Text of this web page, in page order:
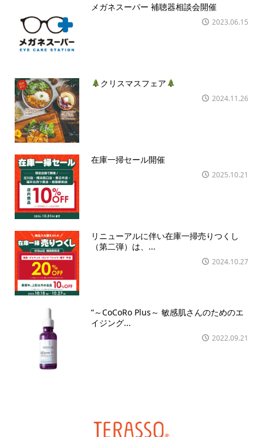
メガネスーパー 補聴器相談会開催
2023.06.15
クリスマスフェア
2024.11.26
在庫一掃セール開催
2025.10.21
リニューアルに伴い在庫一掃売りつくし
（第二弾）は、...
2024.10.27
“～CoCoRo Plus～ 敏感肌さんのためのエ
イジング...
2022.09.21